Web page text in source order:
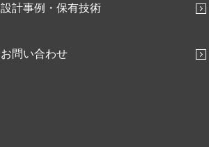
設計事例・保有技術
お問い合わせ